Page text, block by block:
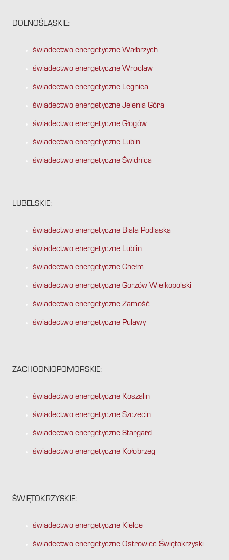
DOLNOŚLĄSKIE:
świadectwo energetyczne Wałbrzych
świadectwo energetyczne Wrocław
świadectwo energetyczne Legnica
świadectwo energetyczne Jelenia Góra
świadectwo energetyczne Głogów
świadectwo energetyczne Lubin
świadectwo energetyczne Świdnica
LUBELSKIE:
świadectwo energetyczne Biała Podlaska
świadectwo energetyczne Lublin
świadectwo energetyczne Chełm
świadectwo energetyczne Gorzów Wielkopolski
świadectwo energetyczne Zamość
świadectwo energetyczne Puławy
ZACHODNIOPOMORSKIE:
świadectwo energetyczne Koszalin
świadectwo energetyczne Szczecin
świadectwo energetyczne Stargard
świadectwo energetyczne Kołobrzeg
ŚWIĘTOKRZYSKIE:
świadectwo energetyczne Kielce
świadectwo energetyczne Ostrowiec Świętokrzyski